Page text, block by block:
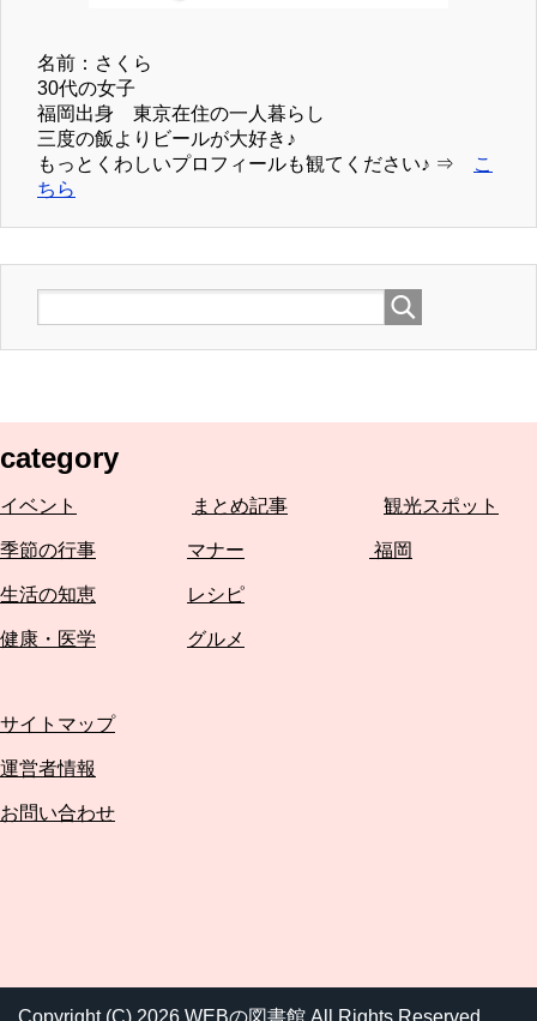
名前：さくら
30代の女子
福岡出身 東京在住の一人暮らし
三度の飯よりビールが大好き♪
もっとくわしいプロフィールも観てください♪ ⇒
こ
ちら
category
イベント まとめ記事 観光スポット
季節の行事 マナー 福岡
生活の知恵 レシピ
健康・医学 グルメ
サイトマップ
運営者情報
お問い合わせ